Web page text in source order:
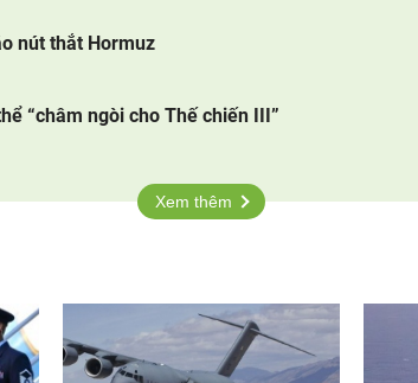
nút thắt Hormuz
“châm ngòi cho Thế chiến III”
Xem thêm